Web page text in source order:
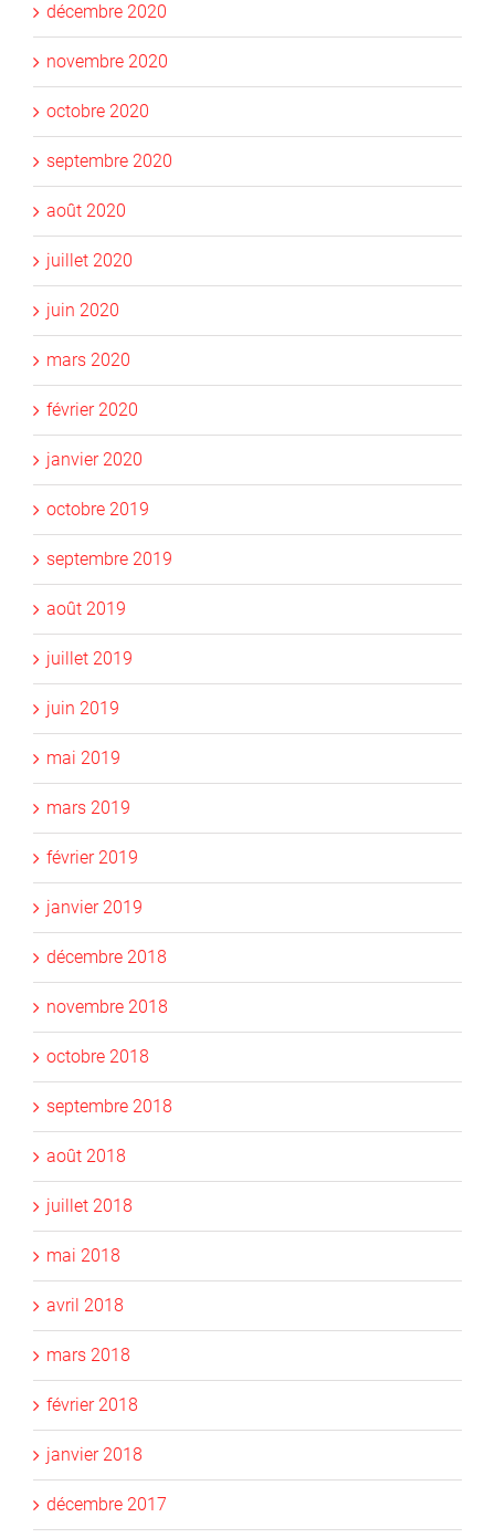
décembre 2020
novembre 2020
octobre 2020
septembre 2020
août 2020
juillet 2020
juin 2020
mars 2020
février 2020
janvier 2020
octobre 2019
septembre 2019
août 2019
juillet 2019
juin 2019
mai 2019
mars 2019
février 2019
janvier 2019
décembre 2018
novembre 2018
octobre 2018
septembre 2018
août 2018
juillet 2018
mai 2018
avril 2018
mars 2018
février 2018
janvier 2018
décembre 2017